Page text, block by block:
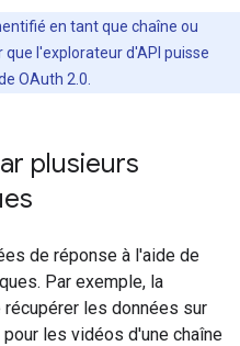
en tant que chaîne ou
l'explorateur d'API puisse
OAuth 2.0
plusieurs
de réponse à l'aide de
Par exemple, la
les données sur
les vidéos d'une chaîne